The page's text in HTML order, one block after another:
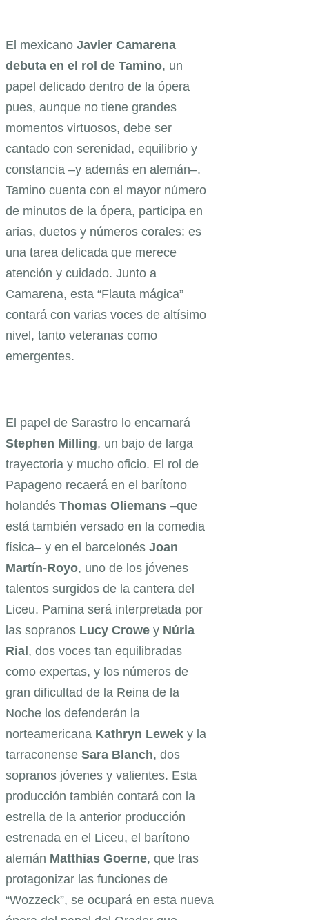
El mexicano Javier Camarena
debuta en el rol de Tamino, un
papel delicado dentro de la ópera
pues, aunque no tiene grandes
momentos virtuosos, debe ser
cantado con serenidad, equilibrio y
constancia –y además en alemán–.
Tamino cuenta con el mayor número
de minutos de la ópera, participa en
arias, duetos y números corales: es
una tarea delicada que merece
atención y cuidado. Junto a
Camarena, esta “Flauta mágica”
contará con varias voces de altísimo
nivel, tanto veteranas como
emergentes.
El papel de Sarastro lo encarnará
Stephen Milling, un bajo de larga
trayectoria y mucho oficio. El rol de
Papageno recaerá en el barítono
holandés Thomas Oliemans –que
está también versado en la comedia
física– y en el barcelonés Joan
Martín-Royo, uno de los jóvenes
talentos surgidos de la cantera del
Liceu. Pamina será interpretada por
las sopranos Lucy Crowe y Núria
Rial, dos voces tan equilibradas
como expertas, y los números de
gran dificultad de la Reina de la
Noche los defenderán la
norteamericana Kathryn Lewek y la
tarraconense Sara Blanch, dos
sopranos jóvenes y valientes. Esta
producción también contará con la
estrella de la anterior producción
estrenada en el Liceu, el barítono
alemán Matthias Goerne, que tras
protagonizar las funciones de
“Wozzeck”, se ocupará en esta nueva